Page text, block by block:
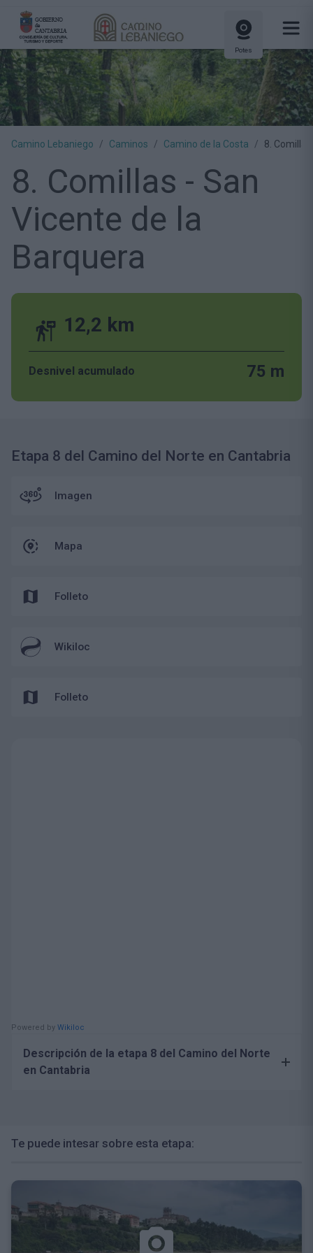
Potes
Camino Lebaniego Caminos Camino de la Costa 8.
8. Comillas - San
Vicente de la
Barquera
12,2 km
Desnivel acumulado 75 m
Etapa 8 del Camino del Norte en Cantabria
Imagen
Mapa
Folleto
Wikiloc
Folleto
Powered by Wikiloc
Descripción de la etapa 8 del Camino del Norte
en Cantabria
más destacable son las dos villas y el paisaje
Rubárcena,La Rabia RupuenteyLa
Brañaes la ruta a seguir en esta etapa.
Como apuntábamos en el fin de etapa anterior,
Comillas es una clase práctica de lo que el
Te puede intesar sobre esta etapa: